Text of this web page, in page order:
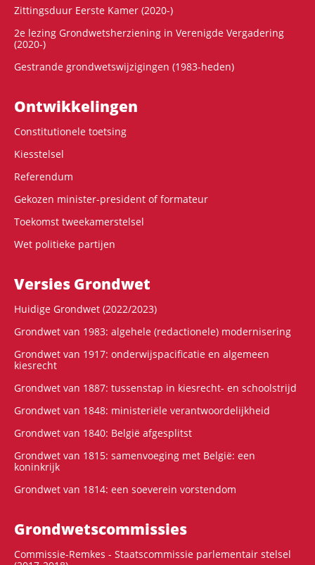
Zittingsduur Eerste Kamer (2020-)
2e lezing Grondwetsherziening in Verenigde Vergadering
(2020-)
Gestrande grondwetswijzigingen (1983-heden)
Ontwikke­lingen
Constitutionele toetsing
Kiesstelsel
Referendum
Gekozen minister-president of formateur
Toekomst tweekamerstelsel
Wet politieke partijen
Versies Grondwet
Huidige Grondwet (2022/2023)
Grondwet van 1983: algehele (redactionele) modernisering
Grondwet van 1917: onderwijspacificatie en algemeen
kiesrecht
Grondwet van 1887: tussenstap in kiesrecht- en schoolstrijd
Grondwet van 1848: ministeriële verantwoordelijkheid
Grondwet van 1840: België afgesplitst
Grondwet van 1815: samenvoeging met België: een
koninkrijk
Grondwet van 1814: een soeverein vorstendom
Grondwets­commissies
Commissie-Remkes - Staatscommissie parlementair stelsel